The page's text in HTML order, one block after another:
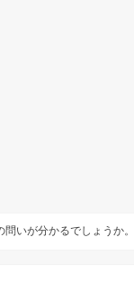
いが分かるでしょうか。